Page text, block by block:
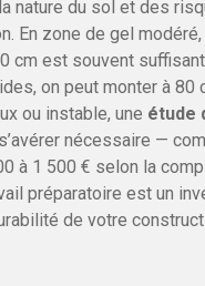
nature du sol et des
En zone de gel modéré,
cm est souvent
on peut monter à 80
ou instable, une étude
nécessaire —
à 1 500 € selon la
préparatoire est un
de votre